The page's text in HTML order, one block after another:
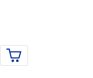
DO KOSZYKA